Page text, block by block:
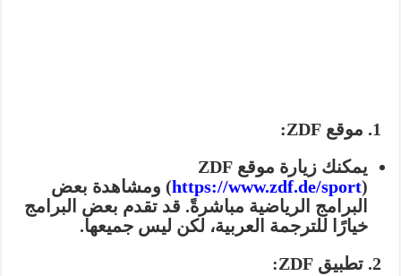
1. موقع ZDF:
يمكنك زيارة موقع ZDF
(https://www.zdf.de/sport ) ومشاهدة بعض
البرامج الرياضية مباشرةً. قد تقدم بعض البرامج
خيارًا للترجمة العربية، لكن ليس جميعها.
2. تطبيق ZDF: